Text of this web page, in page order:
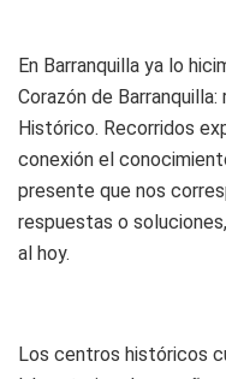
En Barranquilla ya lo
Corazón de
Histórico. Recorridos
conexión el
presente que nos
respuestas o
al hoy.
Los centros históricos